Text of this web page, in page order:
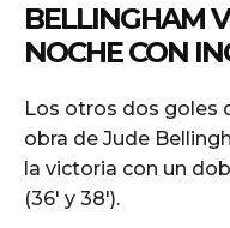
BELLINGHAM
NOCHE CON
Los otros dos goles
obra de Jude
la victoria con un
(36′ y 38′).